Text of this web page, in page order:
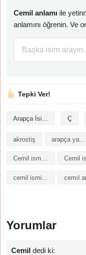
Cemil anlamı ile
anlamını öğrenin. Ve
Tepki Ver!
Arapça İsimler Ç
akrostiş arapça yazılışı
Cemil isminin baş harfleriyle şiir
Yorumlar
Cemil dedi ki: